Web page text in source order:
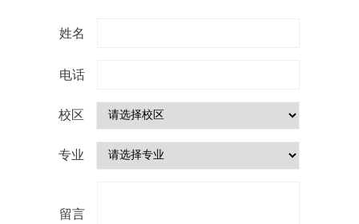
姓名
电话
校区
专业
留言